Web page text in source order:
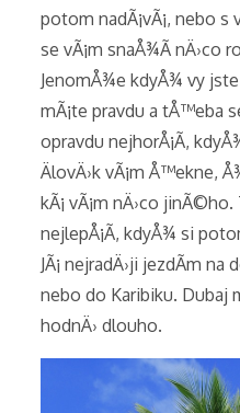
potom nadÃ¡vÃ¡, nebo s
se vÃ¡m snaÅ¾Ã­ nÄ›co
JenomÅ¾e kdyÅ¾ vy
mÃ¡te pravdu a tÅ™eba
opravdu nejhorÅ¡Ã­,
ÄlovÄ›k vÃ¡m Å™ekne,
kÃ¡ vÃ¡m nÄ›co
nejlepÅ¡Ã­, kdyÅ¾ si
JÃ¡ nejradÄ›ji jezdÃ­m
nebo do Karibiku. Dubaj
hodnÄ› dlouho.